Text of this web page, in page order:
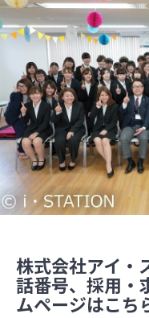
株式会社アイ・
話番号、採用・
ムページはこち